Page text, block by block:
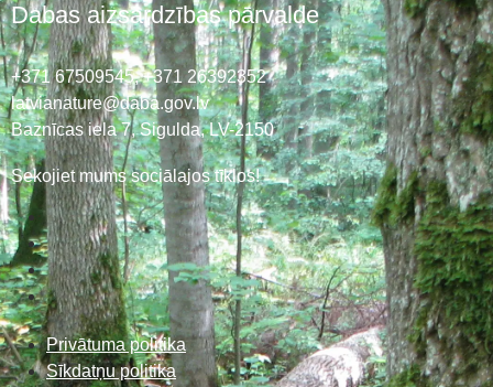
Dabas aizsardzības pārvalde
+371 67509545,+371 26392352
latvianature@daba.gov.lv
Baznīcas iela 7, Sigulda, LV-2150
Sekojiet mums sociālajos tīklos!
Privātuma politika
Sīkdatņu politika